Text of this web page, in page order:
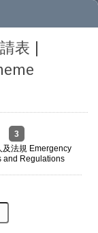
表 |
3
及法規 Emergency
and Regulations